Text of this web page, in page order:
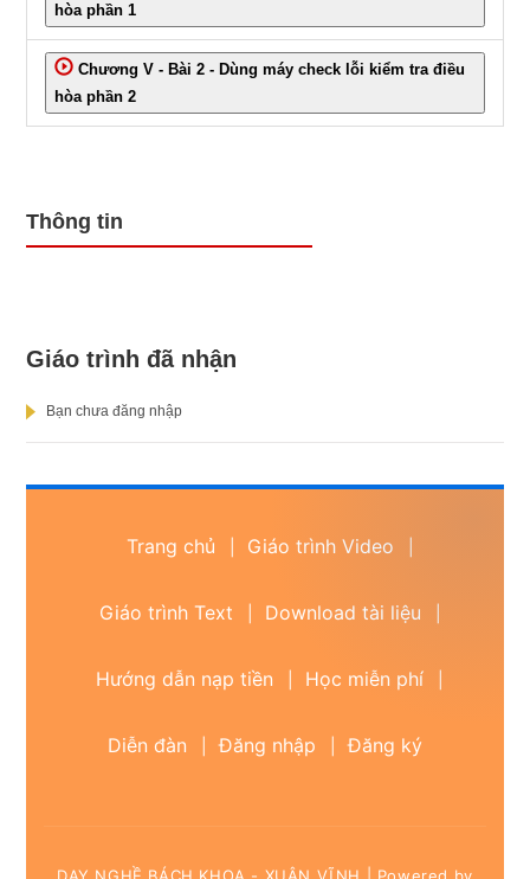
hòa phần 1
Chương V - Bài 2 - Dùng máy check lỗi kiểm tra điều
hòa phần 2
Thông tin
Giáo trình đã nhận
Bạn chưa đăng nhập
Trang chủ Giáo trình Video
Giáo trình Text Download tài liệu
Hướng dẫn nạp tiền Học miễn phí
Diễn đàn Đăng nhập Đăng ký